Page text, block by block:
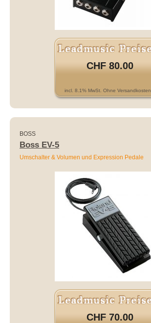
CHF 80.00
incl. 8.1% MwSt. Ohne Versandkosten.
BOSS
Boss EV-5
Umschalter & Volumen und Expression Pedale
CHF 70.00